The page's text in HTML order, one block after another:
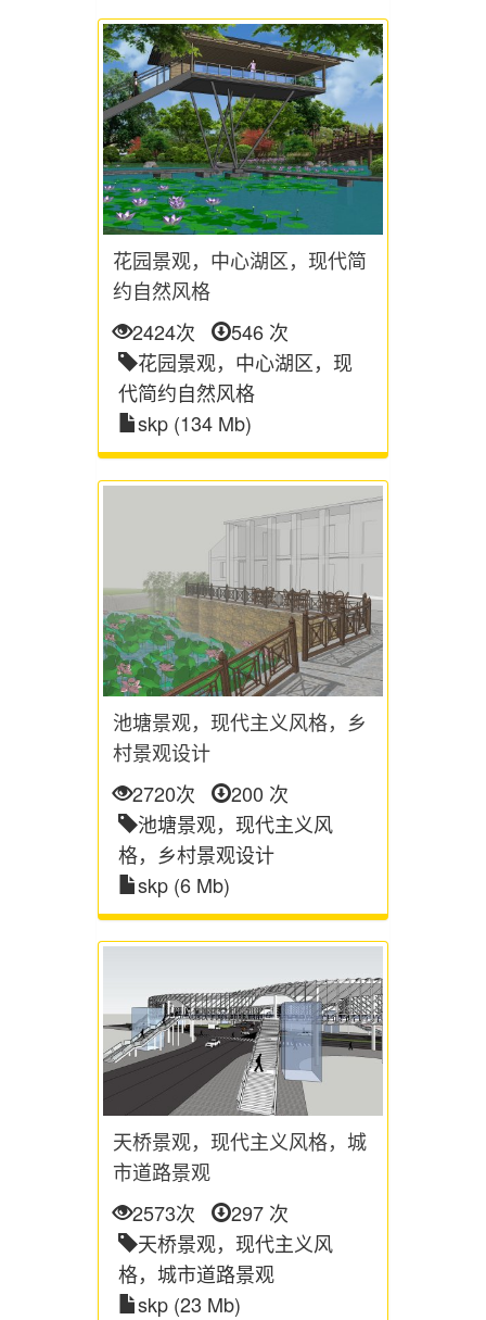
花园景观，中心湖区，现代简
约自然风格
2424次
546 次
花园景观，中心湖区，现
代简约自然风格
skp (134 Mb)
池塘景观，现代主义风格，乡
村景观设计
2720次
200 次
池塘景观，现代主义风
格，乡村景观设计
skp (6 Mb)
天桥景观，现代主义风格，城
市道路景观
2573次
297 次
天桥景观，现代主义风
格，城市道路景观
skp (23 Mb)